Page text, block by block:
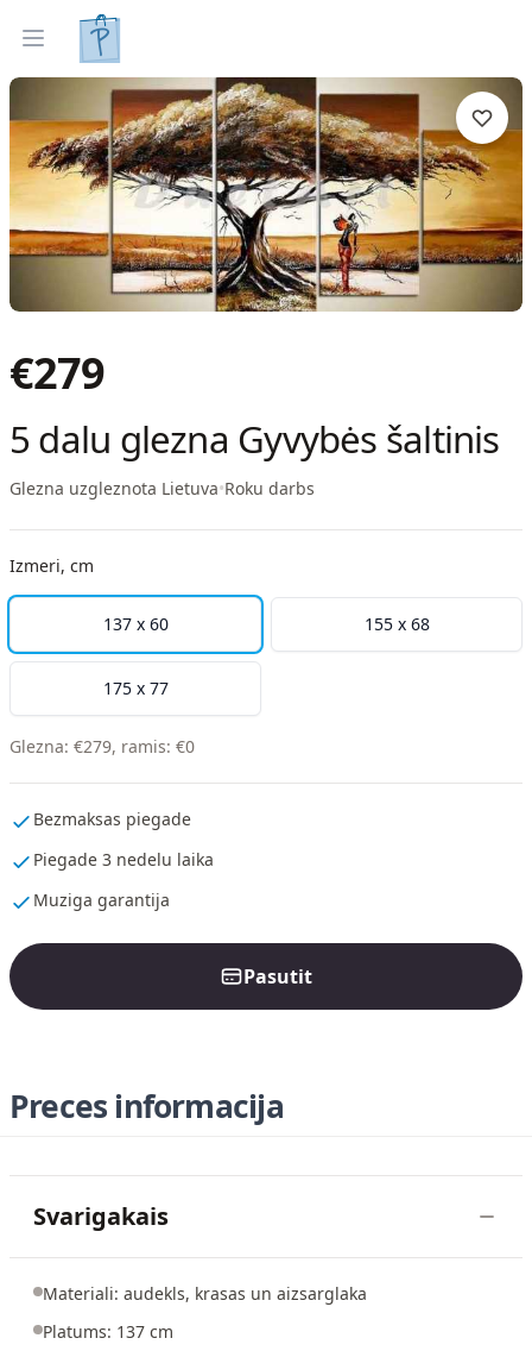
Open menu
Gleznas Izveleties pec interjera
€279
5 dalu glezna Gyvybės šaltinis
Glezna uzgleznota Lietuva•Roku darbs
Izmeri, cm
137 x 60 155 x 68
175 x 77
Glezna: €279, ramis: €0
Bezmaksas piegade
Piegade 3 nedelu laika
Muziga garantija
Pasutit
Preces informacija
Svarigakais
Materiali: audekls, krasas un aizsarglaka
Platums: 137 cm